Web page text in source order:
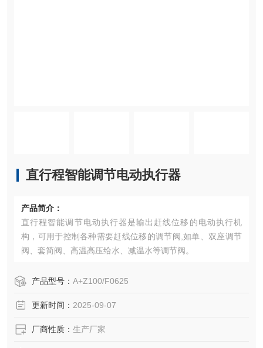
直行程智能调节电动执行器
产品简介：
直行程智能调节电动执行器是输出赶线位移的电动执行机
构，可用于控制各种需要赶线位移的调节阀,如单、双座调节
阀、套简阀、高温高压给水、减温水等调节阀。
产品型号： A+Z100/F0625
更新时间： 2025-09-07
厂商性质： 生产厂家